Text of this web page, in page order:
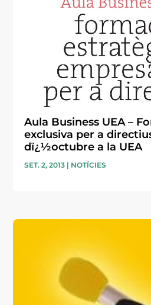
Aula Business UEA –
exclusiva per a
dï¿½octubre a la UEA
SET. 2, 2013 | NOTÍCIES